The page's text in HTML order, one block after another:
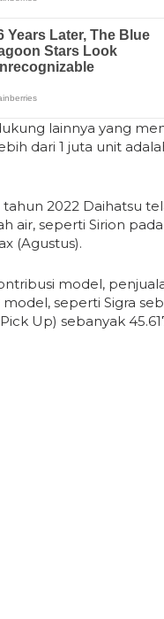
lainnya yang
dari 1 juta unit
2022 Daihatsu
air, seperti Sirion
(Agustus).
model,
seperti Sigra
Up) sebanyak